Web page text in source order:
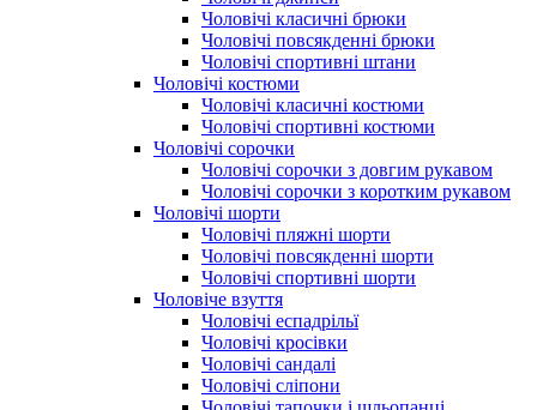
Чоловічі класичні брюки
Чоловічі повсякденні брюки
Чоловічі спортивні штани
Чоловічі костюми
Чоловічі класичні костюми
Чоловічі спортивні костюми
Чоловічі сорочки
Чоловічі сорочки з довгим рукавом
Чоловічі сорочки з коротким рукавом
Чоловічі шорти
Чоловічі пляжні шорти
Чоловічі повсякденні шорти
Чоловічі спортивні шорти
Чоловіче взуття
Чоловічі еспадрільї
Чоловічі кросівки
Чоловічі сандалі
Чоловічі сліпони